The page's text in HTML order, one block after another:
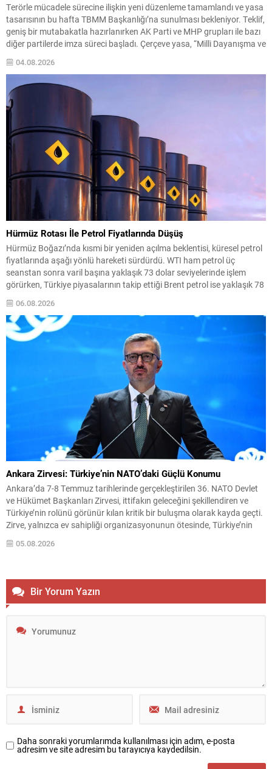
Terörle mücadele sürecine ilişkin yeni düzenleme tamamlandı ve yasa
tasarısının bu hafta TBMM Başkanlığı’na sunulması bekleniyor. Teklif,
geniş bir mutabakatla hazırlanırken AK Parti ve MHP grupları ile bazı
diğer partilerde imza süreci başladı. Çerçeve yasa, “Milli Dayanışma ve
MHP’de ilk imzayı Genel Başkan Devlet Bahçeli...
04.08.2026
Hürmüz Rotası İle Petrol Fiyatlarında Düşüş
Hürmüz Boğazı’nda kısmi bir yeniden açılma beklentisi, küresel petrol
fiyatlarında aşağı yönlü hareketi sürdürdü. WTI ham petrol üç
seanstan sonra varil başına yaklaşık 73 dolar seviyelerinde işlem
görürken, Türkiye piyasalarının takip ettiği Brent petrol ise yaklaşık 78
üzerinden alternatif bir nakliye...
06.08.2026
Ankara Zirvesi: Türkiye’nin NATO’daki Güçlü Konumu
Ankara’da 7-8 Temmuz tarihlerinde gerçekleştirilen 36. NATO Devlet
ve Hükümet Başkanları Zirvesi, ittifakın geleceğini şekillendiren ve
Türkiye’nin rolünü görünür kılan kritik bir buluşma olarak kayda geçti.
Zirve, yalnızca ev sahipliği organizasyonunun ötesinde, Türkiye’nin
stratejik iletişim ve diplomatik etkinliğini uluslararası arenada
pekiştirdi. Uluslararası güvenlik ortamı eş zamanlı ve çok boyutlu
05.08.2026
Bir Yorum Yazın
Daha sonraki yorumlarımda kullanılması için adım, e-posta
adresim ve site adresim bu tarayıcıya kaydedilsin.